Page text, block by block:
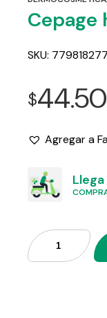
Cepage
SKU:
$
Agregar a